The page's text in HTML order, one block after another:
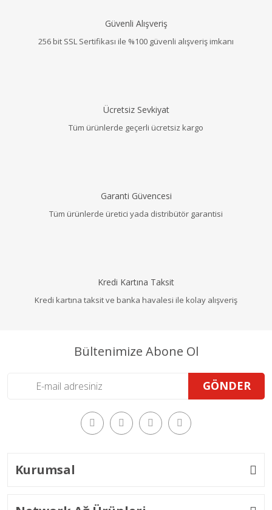
Güvenli Alışveriş
256 bit SSL Sertifikası ile %100 güvenli alışveriş imkanı
Ücretsiz Sevkiyat
Tüm ürünlerde geçerli ücretsiz kargo
Garanti Güvencesi
Tüm ürünlerde üretici yada distribütör garantisi
Kredi Kartına Taksit
Kredi kartına taksit ve banka havalesi ile kolay alışveriş
Bültenimize Abone Ol
GÖNDER
Kurumsal